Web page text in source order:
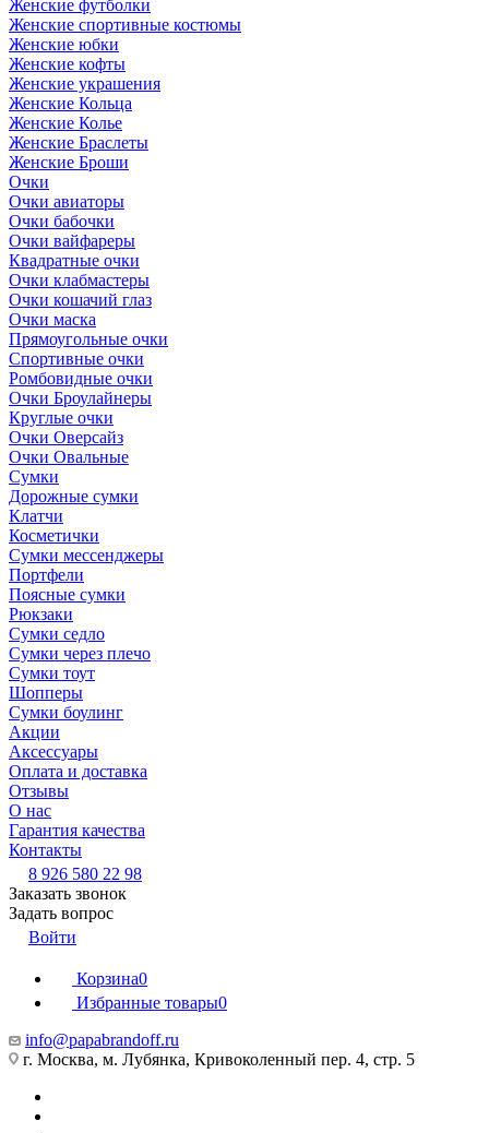
Женские футболки
Женские спортивные костюмы
Женские юбки
Женские кофты
Женские украшения
Женские Кольца
Женские Колье
Женские Браслеты
Женские Броши
Очки
Очки авиаторы
Очки бабочки
Очки вайфареры
Квадратные очки
Очки клабмастеры
Очки кошачий глаз
Очки маска
Прямоугольные очки
Спортивные очки
Ромбовидные очки
Очки Броулайнеры
Круглые очки
Очки Оверсайз
Очки Овальные
Сумки
Дорожные сумки
Клатчи
Косметички
Сумки мессенджеры
Портфели
Поясные сумки
Рюкзаки
Сумки седло
Сумки через плечо
Сумки тоут
Шопперы
Сумки боулинг
Акции
Аксессуары
Оплата и доставка
Отзывы
О нас
Гарантия качества
Контакты
8 926 580 22 98
Заказать звонок
Задать вопрос
Войти
Корзина0
Избранные товары0
info@papabrandoff.ru
г. Москва, м. Лубянка, Кривоколенный пер. 4, стр. 5